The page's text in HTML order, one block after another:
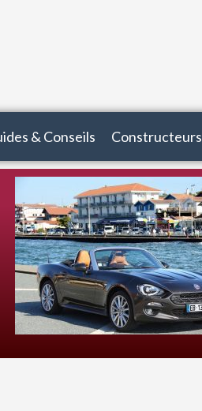
& Conseils Constructeurs